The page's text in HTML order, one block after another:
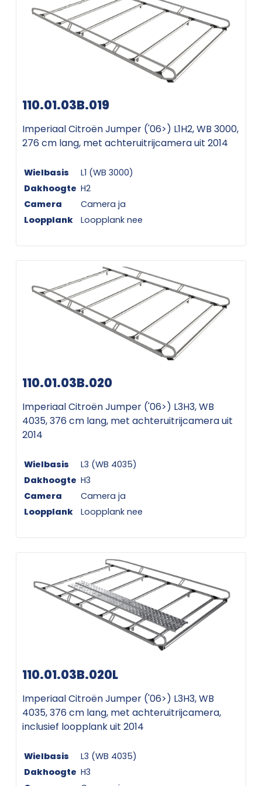
110.01.03B.019
Imperiaal Citroën Jumper ('06>) L1H2, WB 3000,
276 cm lang, met achteruitrijcamera uit 2014
Wielbasis
L1 (WB 3000)
Dakhoogte H2
Camera
Camera ja
Loopplank
Loopplank nee
110.01.03B.020
Imperiaal Citroën Jumper ('06>) L3H3, WB
4035, 376 cm lang, met achteruitrijcamera uit
2014
Wielbasis
L3 (WB 4035)
Dakhoogte H3
Camera
Camera ja
Loopplank
Loopplank nee
110.01.03B.020L
Imperiaal Citroën Jumper ('06>) L3H3, WB
4035, 376 cm lang, met achteruitrijcamera,
inclusief loopplank uit 2014
Wielbasis
L3 (WB 4035)
Dakhoogte H3